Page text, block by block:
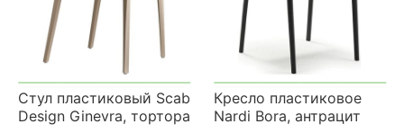
Стул пластиковый Scab
Design Ginevra, тортора
Кресло пластиковое
Nardi Bora, антрацит